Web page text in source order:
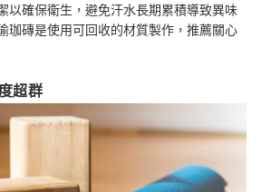
以確保衛生，避免汗水長期累積導致異味
珈磚是使用可回收的材質製作，推薦關心
超群